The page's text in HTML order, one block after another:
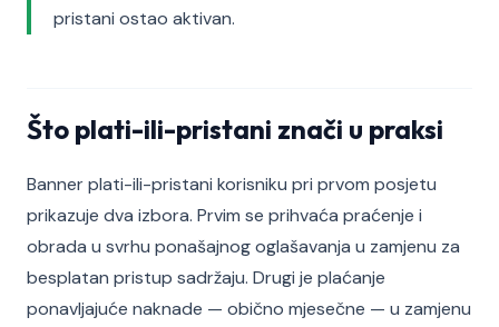
pristani ostao aktivan.
Što plati-ili-pristani znači u praksi
Banner plati-ili-pristani korisniku pri prvom posjetu
prikazuje dva izbora. Prvim se prihvaća praćenje i
obrada u svrhu ponašajnog oglašavanja u zamjenu za
besplatan pristup sadržaju. Drugi je plaćanje
ponavljajuće naknade — obično mjesečne — u zamjenu